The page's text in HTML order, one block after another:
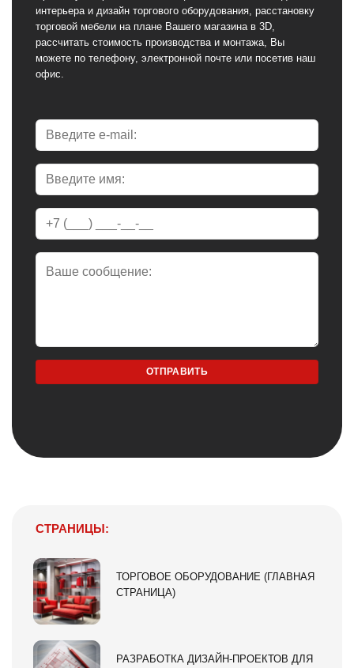
интерьера и дизайн торгового оборудования, расстановку
торговой мебели на плане Вашего магазина в 3D,
рассчитать стоимость производства и монтажа, Вы
можете по телефону, электронной почте или посетив наш
офис.
СТРАНИЦЫ:
ТОРГОВОЕ ОБОРУДОВАНИЕ (ГЛАВНАЯ
СТРАНИЦА)
РАЗРАБОТКА ДИЗАЙН-ПРОЕКТОВ ДЛЯ